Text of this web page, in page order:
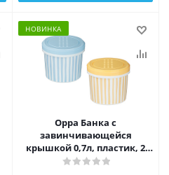
НОВИНКА
Орра Банка с
завинчивающейся
крышкой 0,7л, пластик, 2
цвета